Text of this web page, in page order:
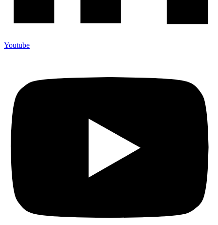
Youtube